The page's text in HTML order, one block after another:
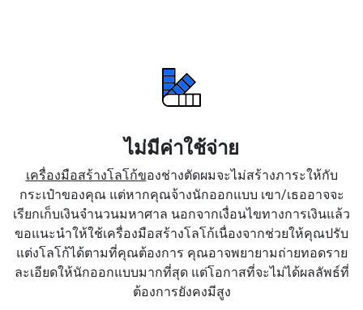
ไม่มีค่าใช้จ่าย
เครื่องมือสร้างโลโก้ของช่างตัดผมจะไม่สร้างภาระให้กับ
กระเป๋าของคุณ แต่หากคุณจ้างนักออกแบบ เขา/เธออาจจะ
เรียกเก็บเงินจำนวนมหาศาล นอกจากเงื่อนไขทางการเงินแล้ว
ขอแนะนำให้ใช้เครื่องมือสร้างโลโก้เนื่องจากช่วยให้คุณปรับ
แต่งโลโก้ได้ตามที่คุณต้องการ คุณอาจพยายามถ่ายทอดราย
ละเอียดให้นักออกแบบมากที่สุด แต่โอกาสที่จะไม่ได้ผลลัพธ์ที่
ต้องการยังคงมีสูง